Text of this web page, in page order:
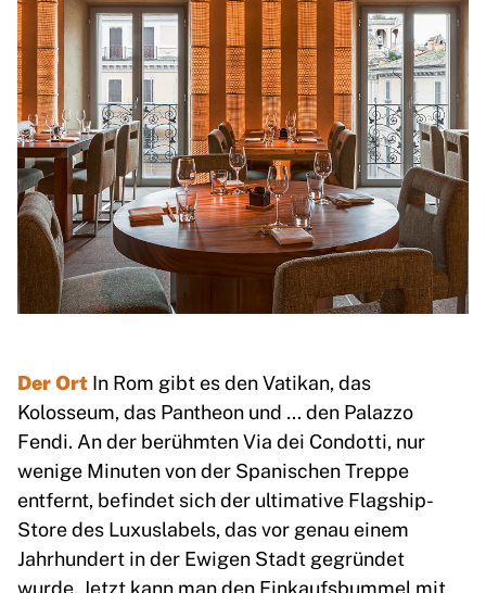
Der Ort In Rom gibt es den Vatikan, das
Kolosseum, das Pantheon und … den Palazzo
Fendi. An der berühmten Via dei Condotti, nur
wenige Minuten von der Spanischen Treppe
entfernt, befindet sich der ultimative Flagship-
Store des Luxuslabels, das vor genau einem
Jahrhundert in der Ewigen Stadt gegründet
wurde. Jetzt kann man den Einkaufsbummel mit